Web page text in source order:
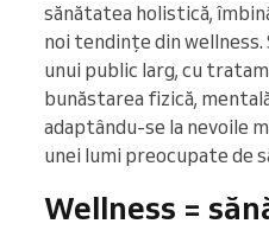
sănătatea holistică,
noi tendințe din wellness.
unui public larg, cu
bunăstarea fizică,
adaptându-se la nevoile
unei lumi preocupate de
Wellness =